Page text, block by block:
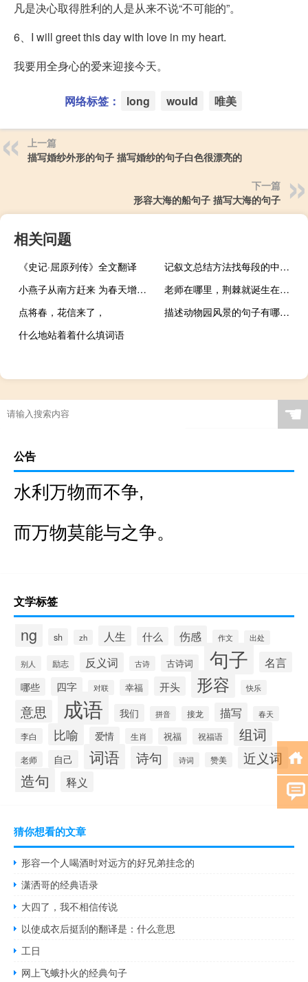
凡是决心取得胜利的人是从来不说“不可能的”。
6、I will greet this day with love in my heart.
我要用全身心的爱来迎接今天。
网络标签： long would 唯美
上一篇
描写婚纱外形的句子 描写婚纱的句子白色很漂亮的
下一篇
形容大海的船句子 描写大海的句子
相关问题
《史记·屈原列传》全文翻译
记叙文总结方法找每段的中心句,找共同
小燕子从南方赶来 为春天增添了许多生机仿写拟人句
老师在哪里，荆棘就诞生在哪里 参军后，将会有激烈的一年
点将春，花信来了，
描述动物园风景的句子有哪些？
什么地站着着什么填词语
☚
公告
水利万物而不争,
而万物莫能与之争。
文学标签
ng sh zh 人生 什么 伤感 作文 出处
别人 励志 反义词 古诗 古诗词 句子 名言
哪些 四字 对联 幸福 开头 形容 快乐
意思 成语 我们 拼音 接龙 描写 春天
李白 比喻 爱情 生肖 祝福 祝福语 组词
老师 自己 词语 诗句 诗词 赞美 近义词
造句 释义
猜你想看的文章
形容一个人喝酒时对远方的好兄弟挂念的
潇洒哥的经典语录
大四了，我不相信传说
以使成衣后挺刮的翻译是：什么意思
工日
网上飞蛾扑火的经典句子